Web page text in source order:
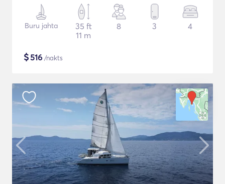
Buru jahta
35 ft
11 m
8 3 4
$516 /nakts